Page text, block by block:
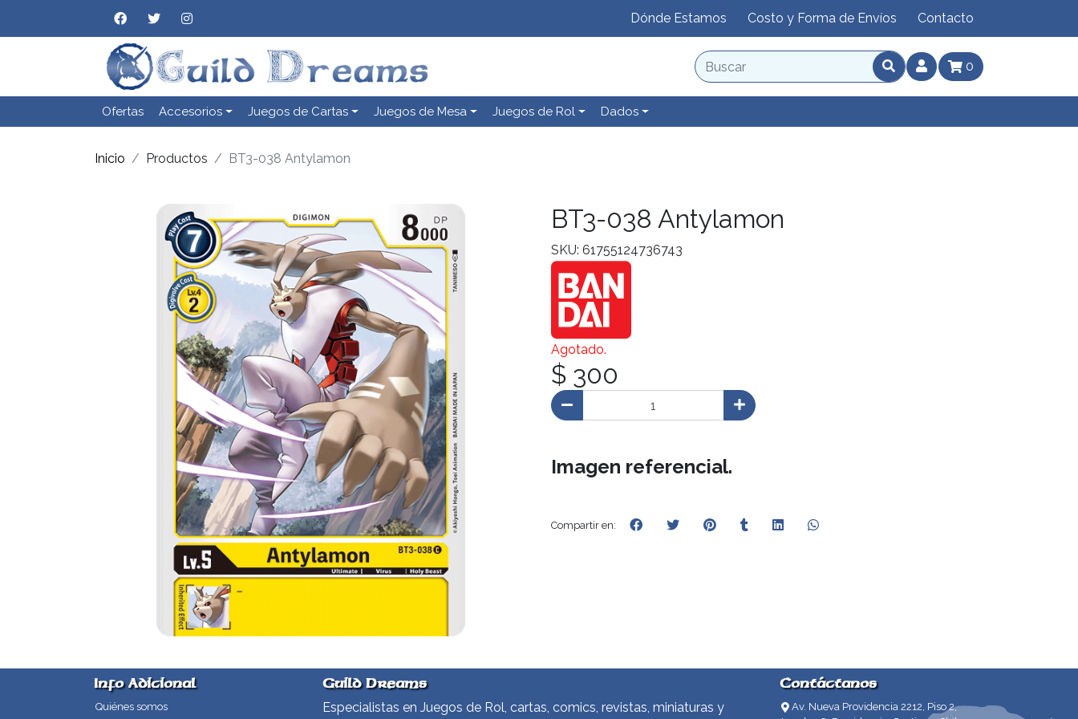
Dónde Estamos Costo y Forma de Envíos Contacto
0
Ofertas Accesorios Juegos de Cartas Juegos de Mesa Juegos de Rol Dados
Inicio Productos BT3-038 Antylamon
BT3-038 Antylamon
SKU: 61755124736743
Agotado.
$ 300
Imagen referencial.
Compartir en:
Info Adicional
Quiénes somos
Guild Dreams
Especialistas en Juegos de Rol, cartas, comics, revistas, miniaturas y
Contáctanos
Av. Nueva Providencia 2212, Piso 2,